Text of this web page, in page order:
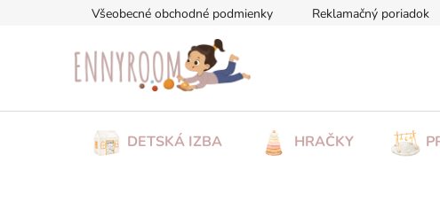
Všeobecné obchodné podmienky Reklamačný poriadok
DETSKÁ IZBA HRAČKY